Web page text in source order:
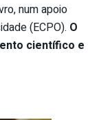
num apoio
(ECPO). O
científico e